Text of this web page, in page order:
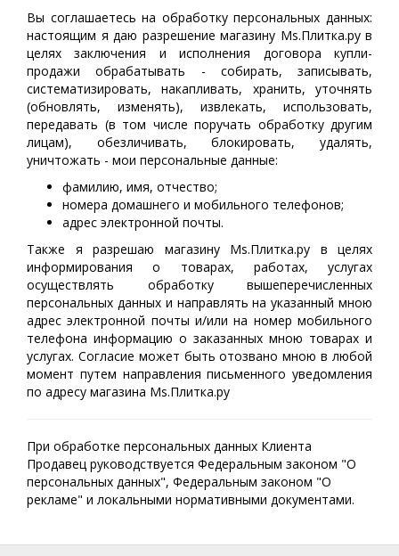
Вы соглашаетесь на обработку персональных данных:
настоящим я даю разрешение магазину Ms.Плитка.ру в
целях заключения и исполнения договора купли-
продажи обрабатывать - собирать, записывать,
систематизировать, накапливать, хранить, уточнять
(обновлять, изменять), извлекать, использовать,
передавать (в том числе поручать обработку другим
лицам), обезличивать, блокировать, удалять,
уничтожать - мои персональные данные:
фамилию, имя, отчество;
номера домашнего и мобильного телефонов;
адрес электронной почты.
Также я разрешаю магазину Ms.Плитка.ру в целях
информирования о товарах, работах, услугах
осуществлять обработку вышеперечисленных
персональных данных и направлять на указанный мною
адрес электронной почты и/или на номер мобильного
телефона информацию о заказанных мною товарах и
услугах. Согласие может быть отозвано мною в любой
момент путем направления письменного уведомления
по адресу магазина Ms.Плитка.ру
При обработке персональных данных Клиента
Продавец руководствуется Федеральным законом "О
персональных данных", Федеральным законом "О
рекламе" и локальными нормативными документами.